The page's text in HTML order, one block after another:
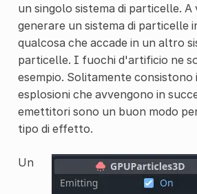
un singolo sistema di particelle. A
generare un sistema di particelle
qualcosa che accade in un altro
particelle. I fuochi d'artificio ne
esempio. Solitamente consistono
esplosioni che avvengono in
emettitori sono un buon modo
tipo di effetto.
Un